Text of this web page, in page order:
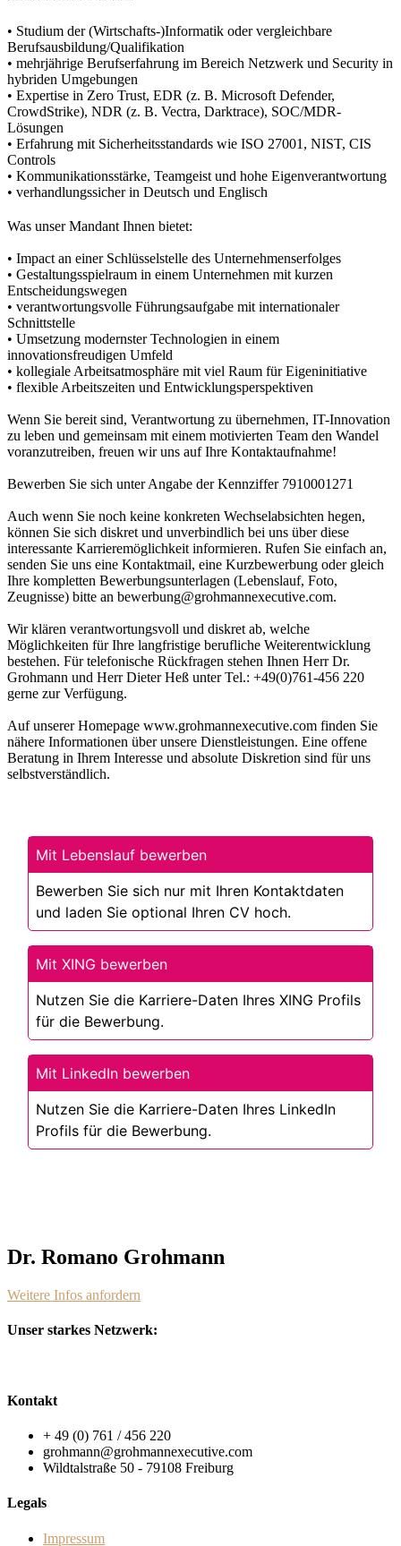
• Studium der (Wirtschafts-)Informatik oder vergleichbare
Berufsausbildung/Qualifikation
• mehrjährige Berufserfahrung im Bereich Netzwerk und Security in
hybriden Umgebungen
• Expertise in Zero Trust, EDR (z. B. Microsoft Defender,
CrowdStrike), NDR (z. B. Vectra, Darktrace), SOC/MDR-
Lösungen
• Erfahrung mit Sicherheitsstandards wie ISO 27001, NIST, CIS
Controls
• Kommunikationsstärke, Teamgeist und hohe Eigenverantwortung
• verhandlungssicher in Deutsch und Englisch
Was unser Mandant Ihnen bietet:
• Impact an einer Schlüsselstelle des Unternehmenserfolges
• Gestaltungsspielraum in einem Unternehmen mit kurzen
Entscheidungswegen
• verantwortungsvolle Führungsaufgabe mit internationaler
Schnittstelle
• Umsetzung modernster Technologien in einem
innovationsfreudigen Umfeld
• kollegiale Arbeitsatmosphäre mit viel Raum für Eigeninitiative
• flexible Arbeitszeiten und Entwicklungsperspektiven
Wenn Sie bereit sind, Verantwortung zu übernehmen, IT-Innovation
zu leben und gemeinsam mit einem motivierten Team den Wandel
voranzutreiben, freuen wir uns auf Ihre Kontaktaufnahme!
Bewerben Sie sich unter Angabe der Kennziffer 7910001271
Auch wenn Sie noch keine konkreten Wechselabsichten hegen,
können Sie sich diskret und unverbindlich bei uns über diese
interessante Karrieremöglichkeit informieren. Rufen Sie einfach an,
senden Sie uns eine Kontaktmail, eine Kurzbewerbung oder gleich
Ihre kompletten Bewerbungsunterlagen (Lebenslauf, Foto,
Zeugnisse) bitte an bewerbung@grohmannexecutive.com.
Wir klären verantwortungsvoll und diskret ab, welche
Möglichkeiten für Ihre langfristige berufliche Weiterentwicklung
bestehen. Für telefonische Rückfragen stehen Ihnen Herr Dr.
Grohmann und Herr Dieter Heß unter Tel.: +49(0)761-456 220
gerne zur Verfügung.
Auf unserer Homepage www.grohmannexecutive.com finden Sie
nähere Informationen über unsere Dienstleistungen. Eine offene
Beratung in Ihrem Interesse und absolute Diskretion sind für uns
selbstverständlich.
Dr. Romano Grohmann
Weitere Infos anfordern
Unser starkes Netzwerk:
Kontakt
+ 49 (0) 761 / 456 220
grohmann@grohmannexecutive.com
Wildtalstraße 50 - 79108 Freiburg
Legals
Impressum